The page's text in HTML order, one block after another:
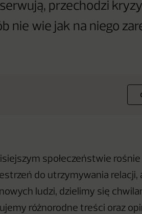
przechodzi
nie wie jak na niego
społeczeństwie
do utrzymywania relacji,
ludzi, dzielimy się
różnorodne treści oraz